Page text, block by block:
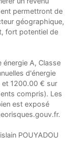
permettront de
géographique,
fort potentiel de
énergie A, Classe
d'énergie
et 1200.00 € sur
compris). Les
est exposé
POUYADOU